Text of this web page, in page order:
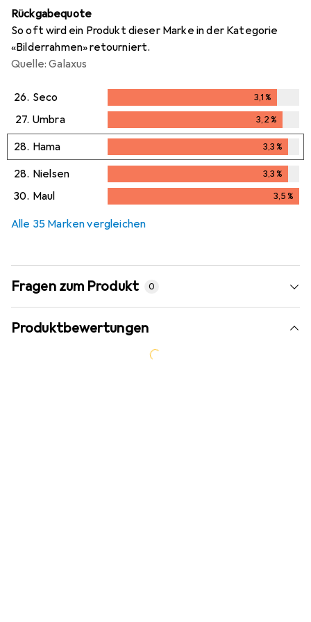
Rückgabequote
So oft wird ein Produkt dieser Marke in der Kategorie
«Bilderrahmen» retourniert.
Quelle: Galaxus
26. Seco 3,1%
3,1%
27. Umbra 3,2%
3,2%
28. Hama 3,3%
3,3%
28. Nielsen 3,3%
3,3%
30. Maul 3,5%
Alle 35 Marken vergleichen
Fragen zum Produkt 0
Produktbewertungen